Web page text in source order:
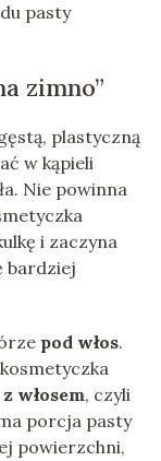
pasty
zimno”
plastyczną
w kąpieli
Nie powinna
i zaczyna
bardziej
pod włos.
z włosem, czyli
porcja pasty
powierzchni,